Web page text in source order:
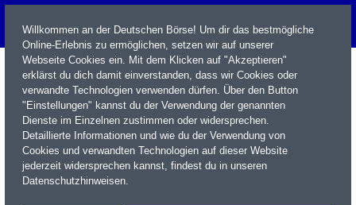
Name / WKN / ISIN / Kürzel
Willkommen an der Deutschen Börse! Um dir das bestmögliche
Online-Erlebnis zu ermöglichen, setzen wir auf unserer
Webseite Cookies ein. Mit dem Klicken auf "Akzeptieren"
erklärst du dich damit einverstanden, dass wir Cookies oder
verwandte Technologien verwenden dürfen. Über den Button
"Einstellungen" kannst du der Verwendung der genannten
Dienste im Einzelnen zustimmen oder widersprechen.
Detaillierte Informationen und wie du der Verwendung von
Cookies und verwandten Technologien auf dieser Website
jederzeit widersprechen kannst, findest du in unseren
Datenschutzhinweisen.